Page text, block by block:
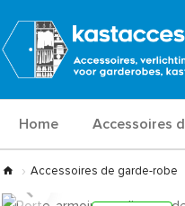
Home Accessoires
Accessoires de garde-robe